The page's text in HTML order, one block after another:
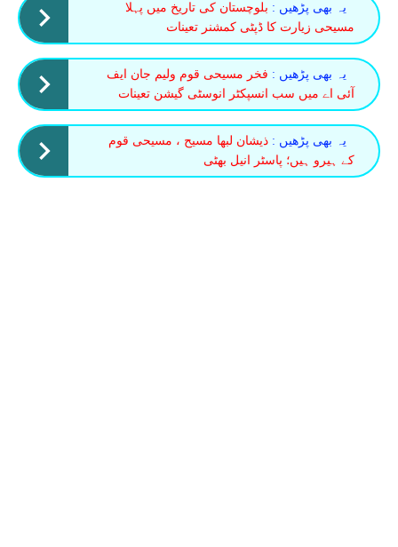
یہ بھی پڑھیں : بلوچستان کی تاریخ میں پہلا
مسیحی زیارت کا ڈپٹی کمشنر تعینات
یہ بھی پڑھیں : فخر مسیحی قوم ولیم جان ایف
آئی اے میں سب انسپکٹر انوسٹی گیشن تعینات
یہ بھی پڑھیں : ذیشان لبھا مسیح ، مسیحی قوم
کے ہیرو ہیں؛ پاسٹر انیل بھٹی